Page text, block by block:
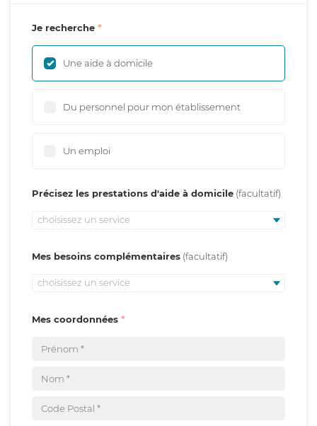
Je recherche
Une aide à domicile
Du personnel pour mon établissement
Un emploi
Précisez les prestations d'aide à domicile
choisissez un service
Mes besoins complémentaires
choisissez un service
Mes coordonnées